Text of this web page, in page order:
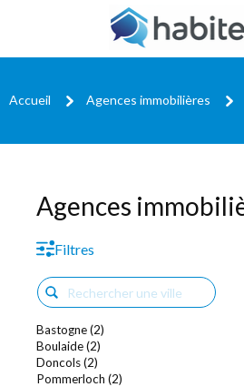
Accueil Agences immobilières
Agences
Filtres
Bastogne (2)
Boulaide (2)
Doncols (2)
Pommerloch (2)